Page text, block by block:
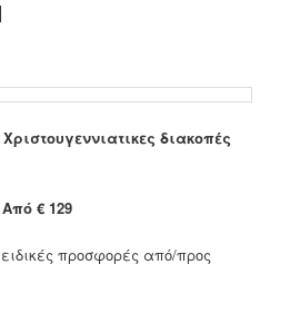
διακοπές
Από € 129
προσφορές από/προς